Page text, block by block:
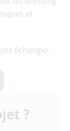
et
échanger
?